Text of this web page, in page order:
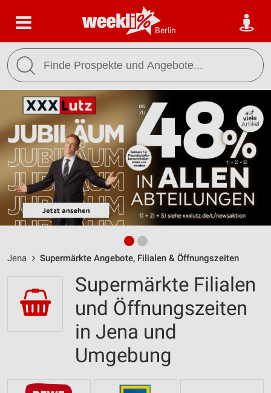
Berlin
Jena Supermärkte Angebote, Filialen & Öffnungszeiten
Supermärkte Filialen
und Öffnungszeiten
in Jena und
Umgebung